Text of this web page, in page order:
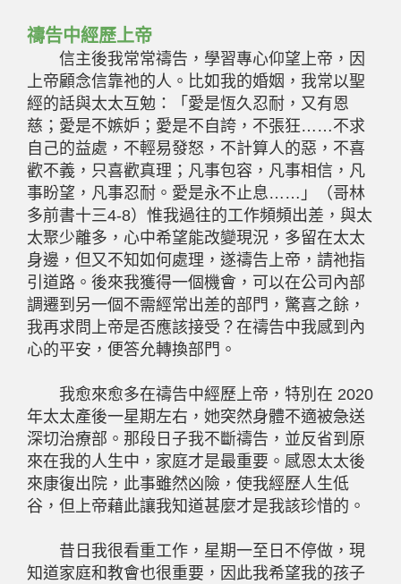
禱告中經歷上帝
信主後我常常禱告，學習專心仰望上帝，因
上帝顧念信靠祂的人。比如我的婚姻，我常以聖
經的話與太太互勉：「愛是恆久忍耐，又有恩
慈；愛是不嫉妒；愛是不自誇，不張狂……不求
自己的益處，不輕易發怒，不計算人的惡，不喜
歡不義，只喜歡真理；凡事包容，凡事相信，凡
事盼望，凡事忍耐。愛是永不止息……」（哥林
多前書十三4-8）惟我過往的工作頻頻出差，與太
太聚少離多，心中希望能改變現況，多留在太太
身邊，但又不知如何處理，遂禱告上帝，請祂指
引道路。後來我獲得一個機會，可以在公司內部
調遷到另一個不需經常出差的部門，驚喜之餘，
我再求問上帝是否應該接受？在禱告中我感到內
心的平安，便答允轉換部門。
我愈來愈多在禱告中經歷上帝，特別在 2020
年太太產後一星期左右，她突然身體不適被急送
深切治療部。那段日子我不斷禱告，並反省到原
來在我的人生中，家庭才是最重要。感恩太太後
來康復出院，此事雖然凶險，使我經歷人生低
谷，但上帝藉此讓我知道甚麼才是我該珍惜的。
昔日我很看重工作，星期一至日不停做，現
知道家庭和教會也很重要，因此我希望我的孩子